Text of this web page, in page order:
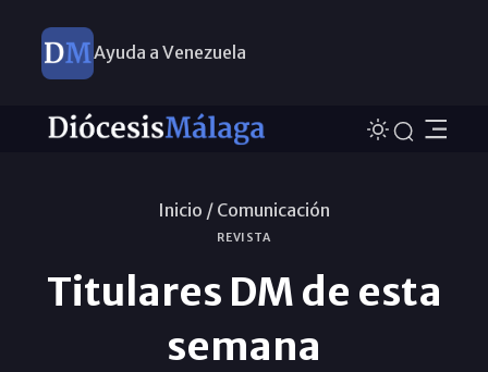
Ayuda a Venezuela
Inicio / Comunicación
REVISTA
Titulares DM de esta
semana